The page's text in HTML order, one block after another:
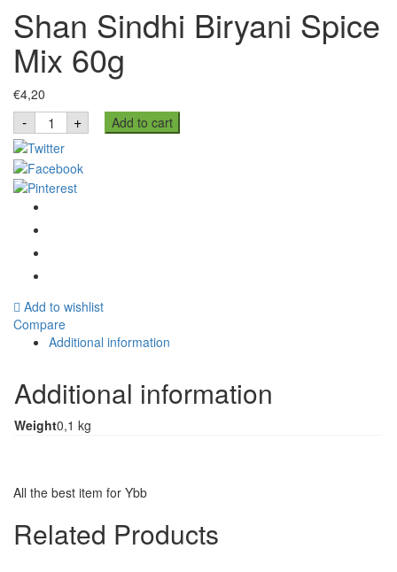
Shan Sindhi Biryani Spice
Mix 60g
€4,20
- Shan
Sindhi
Biryani
Spice
Mix
60g
quantity
+ Add to cart
Add to wishlist
Compare
Additional information
Additional information
Weight0,1 kg
All the best item for Ybb
Related Products